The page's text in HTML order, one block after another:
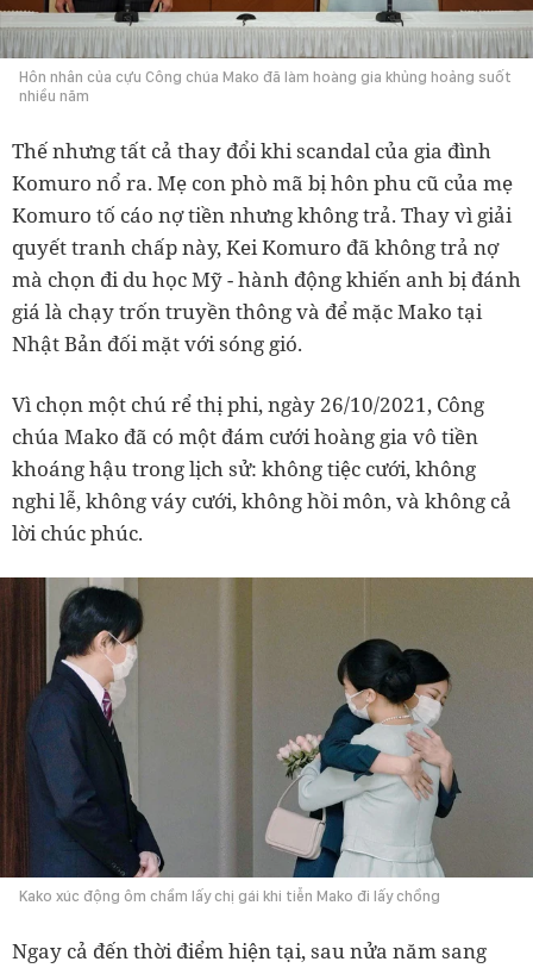
Hôn nhân của cựu Công chúa Mako đã làm hoàng gia khủng hoảng suốt
nhiều năm
Thế nhưng tất cả thay đổi khi scandal của gia đình
Komuro nổ ra. Mẹ con phò mã bị hôn phu cũ của mẹ
Komuro tố cáo nợ tiền nhưng không trả. Thay vì giải
quyết tranh chấp này, Kei Komuro đã không trả nợ
mà chọn đi du học Mỹ - hành động khiến anh bị đánh
giá là chạy trốn truyền thông và để mặc Mako tại
Nhật Bản đối mặt với sóng gió.
Vì chọn một chú rể thị phi, ngày 26/10/2021, Công
chúa Mako đã có một đám cưới hoàng gia vô tiền
khoáng hậu trong lịch sử: không tiệc cưới, không
nghi lễ, không váy cưới, không hồi môn, và không cả
lời chúc phúc.
Kako xúc động ôm chầm lấy chị gái khi tiễn Mako đi lấy chồng
Ngay cả đến thời điểm hiện tại, sau nửa năm sang